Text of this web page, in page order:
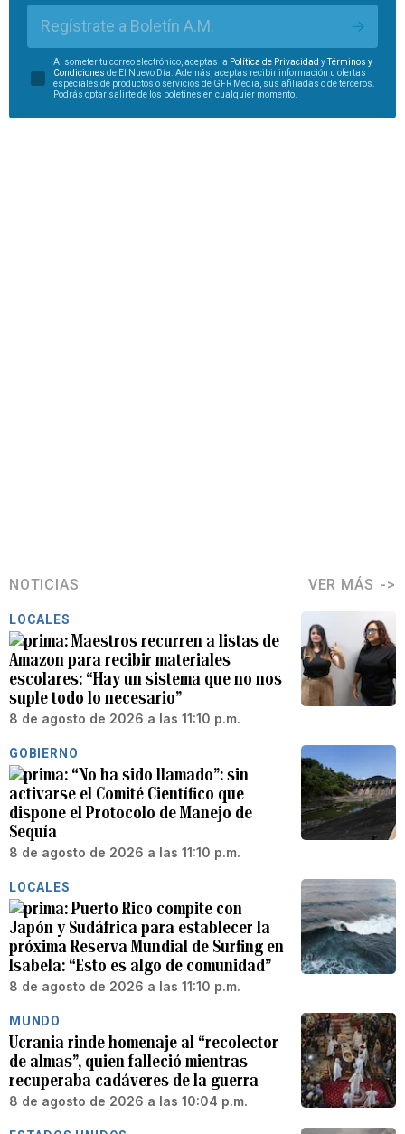
Regístrate a Boletín A.M.
Al someter tu correo electrónico, aceptas la Política de Privacidad yTérminos y
Condiciones de El Nuevo Día. Además, aceptas recibir información u ofertas
especiales de productos o servicios de GFR Media, sus afiliadas o de terceros.
Podrás optar salirte de los boletines en cualquier momento.
NOTICIAS VER MÁS
LOCALES
Maestros recurren a listas de
Amazon para recibir materiales
escolares: “Hay un sistema que no nos
suple todo lo necesario”
8 de agosto de 2026 a las 11:10 p.m.
GOBIERNO
“No ha sido llamado”: sin
activarse el Comité Científico que
dispone el Protocolo de Manejo de
Sequía
8 de agosto de 2026 a las 11:10 p.m.
LOCALES
Puerto Rico compite con
Japón y Sudáfrica para establecer la
próxima Reserva Mundial de Surfing en
Isabela: “Esto es algo de comunidad”
8 de agosto de 2026 a las 11:10 p.m.
MUNDO
Ucrania rinde homenaje al “recolector
de almas”, quien falleció mientras
recuperaba cadáveres de la guerra
8 de agosto de 2026 a las 10:04 p.m.